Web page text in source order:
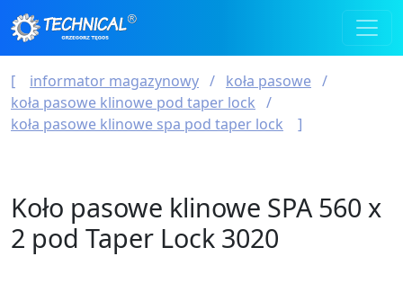
informator magazynowy
koła pasowe
koła pasowe klinowe pod taper lock
koła pasowe klinowe spa pod taper lock
Koło pasowe klinowe SPA 560 x
2 pod Taper Lock 3020